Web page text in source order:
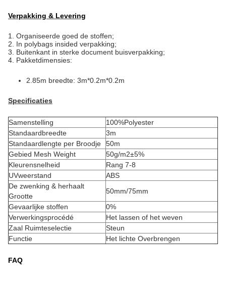
Verpakking & Levering
1. Organiseerde goed de stoffen;
2. In polybags insided verpakking;
3. Buitenkant in sterke document buisverpakking;
4. Pakketdimensies:
2.85m breedte: 3m*0.2m*0.2m
Specificaties
Samenstelling
100%Polyester
Standaardbreedte
3m
Standaardlengte per Broodje
50m
Gebied Mesh Weight
50g/m2±5%
Kleurensnelheid
Rang 7-8
UVweerstand
ABS
De zwenking & herhaalt
Grootte
50mm/75mm
Gevaarlijke stoffen
0%
Verwerkingsprocédé
Het lassen of het weven
Zaal Ruimteselectie
Steun
Functie
Het lichte Overbrengen
FAQ